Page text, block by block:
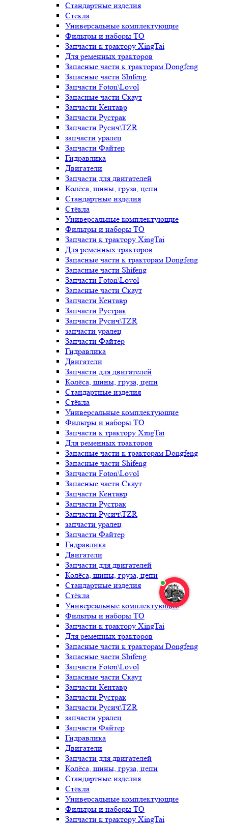
Стандартные изделия
Стёкла
Универсальные комплектующие
Фильтры и наборы ТО
Запчасти к трактору XingTai
Для ременных тракторов
Запасные части к тракторам Dongfeng
Запасные части Shifeng
Запчасти Foton\Lovol
Запасные части Скаут
Запчасти Кентавр
Запчасти Рустрак
Запчасти Русич\TZR
запчасти уралец
Запчасти Файтер
Гидравлика
Двигатели
Запчасти для двигателей
Колёса, шины, груза, цепи
Стандартные изделия
Стёкла
Универсальные комплектующие
Фильтры и наборы ТО
Запчасти к трактору XingTai
Для ременных тракторов
Запасные части к тракторам Dongfeng
Запасные части Shifeng
Запчасти Foton\Lovol
Запасные части Скаут
Запчасти Кентавр
Запчасти Рустрак
Запчасти Русич\TZR
запчасти уралец
Запчасти Файтер
Гидравлика
Двигатели
Запчасти для двигателей
Колёса, шины, груза, цепи
Стандартные изделия
Стёкла
Универсальные комплектующие
Фильтры и наборы ТО
Запчасти к трактору XingTai
Для ременных тракторов
Запасные части к тракторам Dongfeng
Запасные части Shifeng
Запчасти Foton\Lovol
Запасные части Скаут
Запчасти Кентавр
Запчасти Рустрак
Запчасти Русич\TZR
запчасти уралец
Запчасти Файтер
Гидравлика
Двигатели
Запчасти для двигателей
Колёса, шины, груза, цепи
Стандартные изделия
Стёкла
Универсальные комплектующие
Фильтры и наборы ТО
Запчасти к трактору XingTai
Для ременных тракторов
Запасные части к тракторам Dongfeng
Запасные части Shifeng
Запчасти Foton\Lovol
Запасные части Скаут
Запчасти Кентавр
Запчасти Рустрак
Запчасти Русич\TZR
запчасти уралец
Запчасти Файтер
Гидравлика
Двигатели
Запчасти для двигателей
Колёса, шины, груза, цепи
Стандартные изделия
Стёкла
Универсальные комплектующие
Фильтры и наборы ТО
Запчасти к трактору XingTai